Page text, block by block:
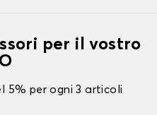
per il vostro
5% per ogni 3 articoli